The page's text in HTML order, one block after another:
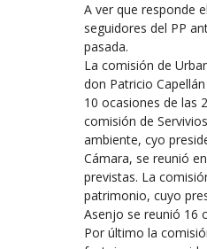
A ver que responde
seguidores del PP
pasada.
La comisión de
don Patricio
10 ocasiones de las
comisión de
ambiente, cyo
Cámara, se reunió
previstas. La
patrimonio, cuyo
Asenjo se reunió 16
Por último la